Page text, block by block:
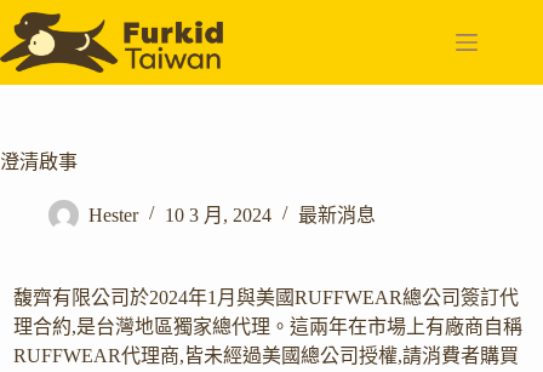
至
主
容
澄清啟事
Hester 10 3 月, 2024 最新消息
馥齊有限公司於2024年1月與美國RUFFWEAR總公司簽訂代
理合約,是台灣地區獨家總代理。這兩年在市場上有廠商自稱
RUFFWEAR代理商,皆未經過美國總公司授權,請消費者購買